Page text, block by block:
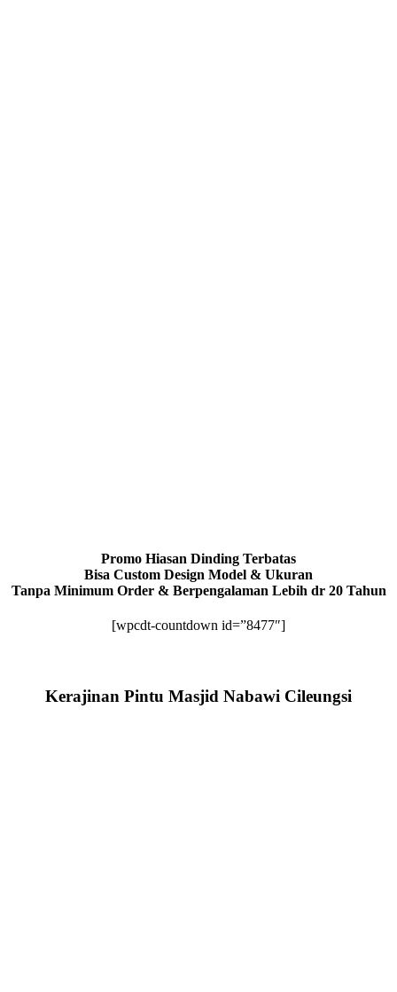
Promo Hiasan Dinding Terbatas
Bisa Custom Design Model & Ukuran
Tanpa Minimum Order & Berpengalaman Lebih dr 20 Tahun
[wpcdt-countdown id=”8477″]
Kerajinan Pintu Masjid Nabawi Cileungsi